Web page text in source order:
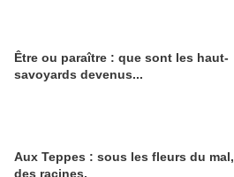
Être ou paraître : que sont les haut-
savoyards devenus...
Aux Teppes : sous les fleurs du mal,
des racines.